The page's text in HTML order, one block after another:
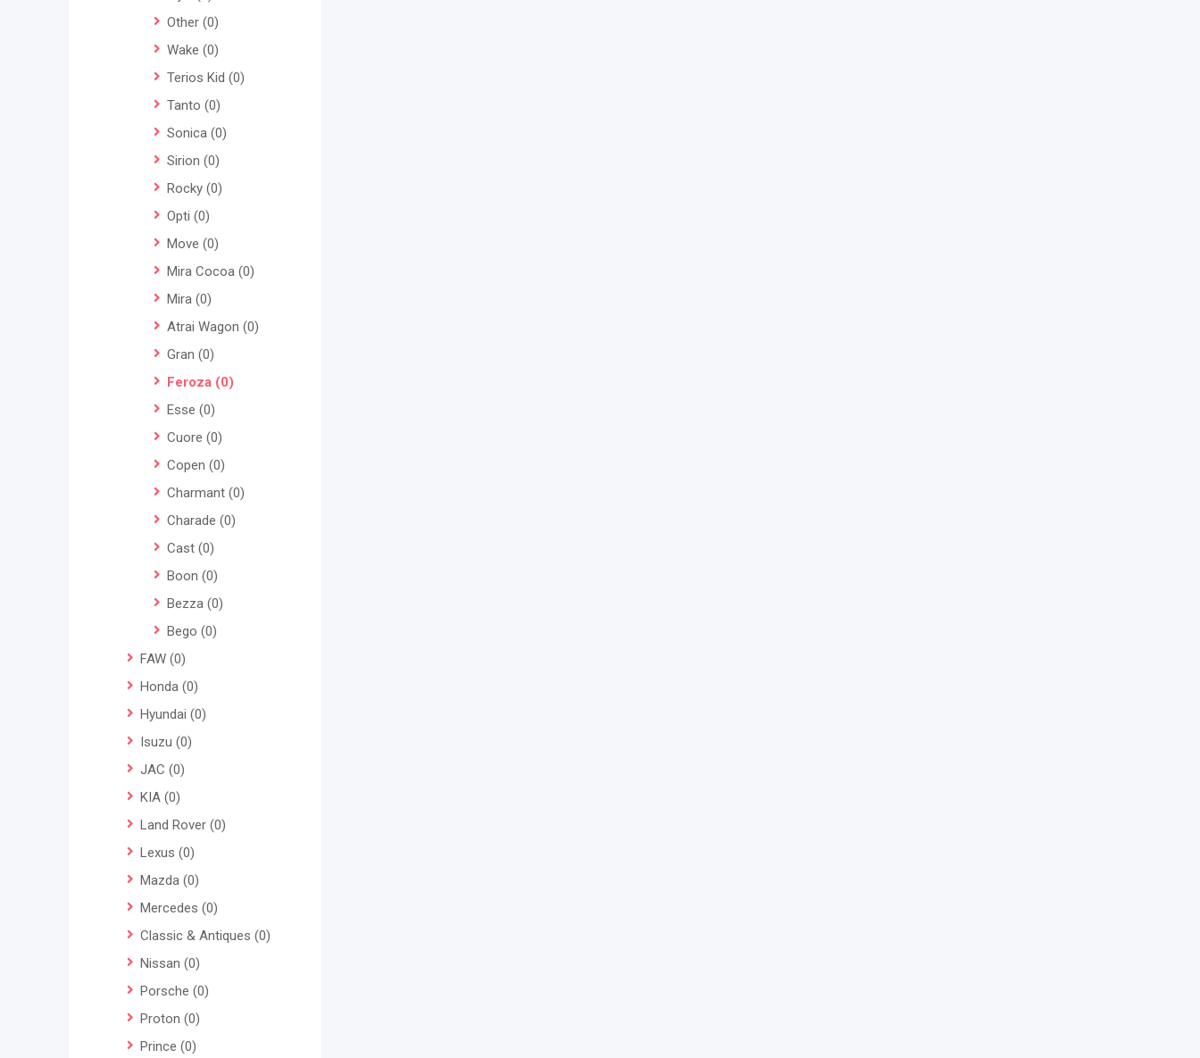
Other (0)
Wake (0)
Terios Kid (0)
Tanto (0)
Sonica (0)
Sirion (0)
Rocky (0)
Opti (0)
Move (0)
Mira Cocoa (0)
Mira (0)
Atrai Wagon (0)
Gran (0)
Feroza (0)
Esse (0)
Cuore (0)
Copen (0)
Charmant (0)
Charade (0)
Cast (0)
Boon (0)
Bezza (0)
Bego (0)
FAW (0)
Honda (0)
Hyundai (0)
Isuzu (0)
JAC (0)
KIA (0)
Land Rover (0)
Lexus (0)
Mazda (0)
Mercedes (0)
Classic & Antiques (0)
Nissan (0)
Porsche (0)
Proton (0)
Prince (0)